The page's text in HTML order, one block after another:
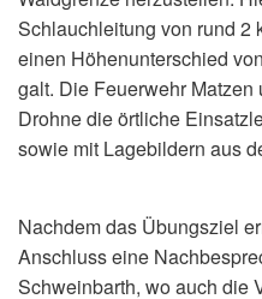
Schlauchleitung von rund 2
einen Höhenunterschied
galt. Die Feuerwehr Matzen
Drohne die örtliche
sowie mit Lagebildern aus
Nachdem das Übungsziel
Anschluss eine
Schweinbarth, wo auch die